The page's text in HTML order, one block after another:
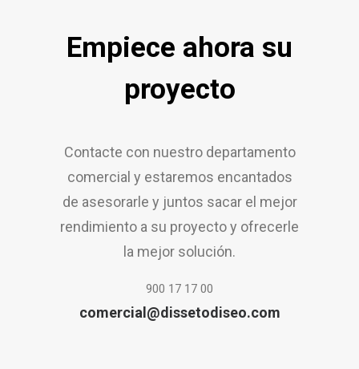
Empiece ahora su
proyecto
Contacte con nuestro departamento
comercial y estaremos encantados
de asesorarle y juntos sacar el mejor
rendimiento a su proyecto y ofrecerle
la mejor solución.
900 17 17 00
comercial@dissetodiseo.com